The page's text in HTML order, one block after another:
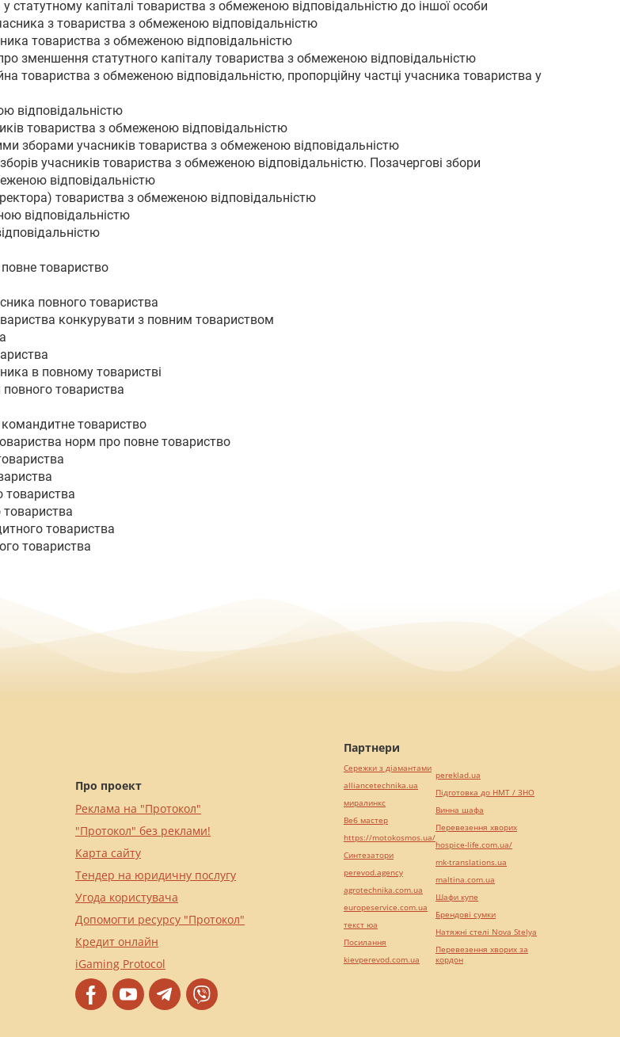
статутному капіталі товариства з обмеженою відповідальністю до іншої особи
з товариства з обмеженою відповідальністю
товариства з обмеженою відповідальністю
зменшення статутного капіталу товариства з обмеженою відповідальністю
товариства з обмеженою відповідальністю, пропорційну частці учасника товариства у
відповідальністю
товариства з обмеженою відповідальністю
зборами учасників товариства з обмеженою відповідальністю
учасників товариства з обмеженою відповідальністю. Позачергові збори
відповідальністю
товариства з обмеженою відповідальністю
відповідальністю
товариство
повного товариства
конкурувати з повним товариством
в повному товаристві
повного товариства
товариство
норм про повне товариство
товариства
товариства
товариства
Про проект
Реклама на "Протокол"
"Протокол" без реклами!
Карта сайту
Тендер на юридичну послугу
Угода користувача
Допомогти ресурсу "Протокол"
Кредит онлайн
iGaming Protocol
Партнери
Сережки з діамантами
alliancetechnika.ua
миралинкс
Веб мастер
https://motokosmos.ua/
Синтезатори
perevod.agency
agrotechnika.com.ua
europeservice.com.ua
текст юа
Посилання
kievperevod.com.ua
pereklad.ua
Підготовка до НМТ / ЗНО
Винна шафа
Перевезення хворих
hospice-life.com.ua/
mk-translations.ua
maltina.com.ua
Шафи купе
Брендові сумки
Натяжні стелі Nova Stelya
Перевезення хворих за
кордон